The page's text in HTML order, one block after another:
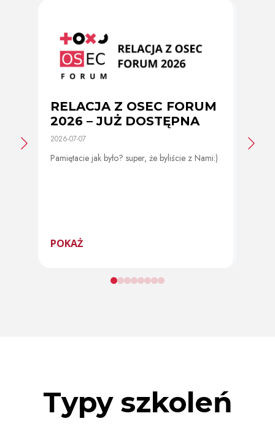
RELACJA Z OSEC FORUM
2026 – JUŻ DOSTĘPNA
2026-07-07
Pamiętacie jak było? super, że byliście z Nami:)
POKAŻ
2026-
Typy szkoleń